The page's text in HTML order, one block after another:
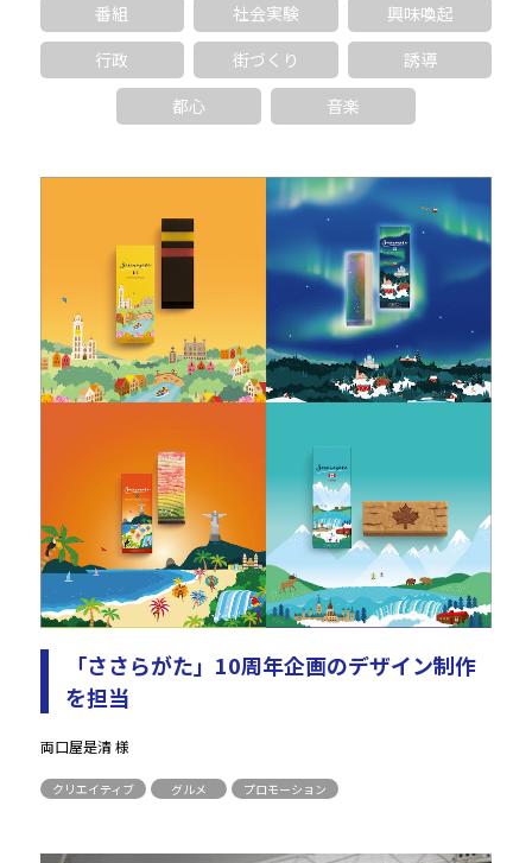
番組
社会実験
興味喚起
行政
街づくり
誘導
都心
音楽
「ささらがた」10周年企画のデザイン制作
を担当
両口屋是清 様
クリエイティブ グルメ プロモーション